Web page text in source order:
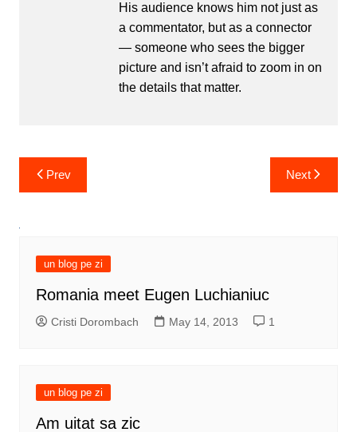
His audience knows him not just as
a commentator, but as a connector
— someone who sees the bigger
picture and isn’t afraid to zoom in on
the details that matter.
Post
navigation
Prev Next
un blog pe zi
Romania meet Eugen Luchianiuc
Cristi Dorombach May 14, 2013 1
un blog pe zi
Am uitat sa zic